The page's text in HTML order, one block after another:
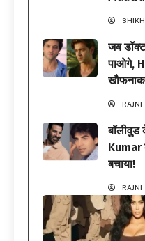
जब
पाओगे,
RAJNI
Kumar
बचाया!
RAJNI